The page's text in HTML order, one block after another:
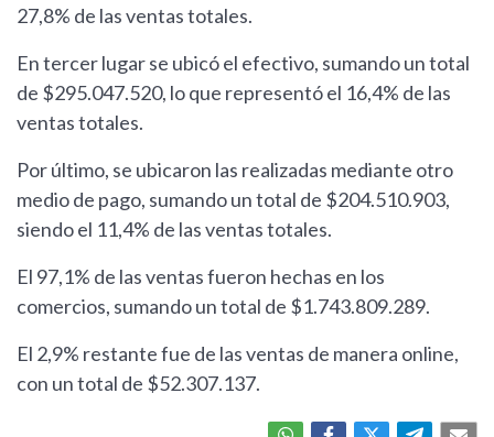
27,8% de las ventas totales.
En tercer lugar se ubicó el efectivo, sumando un total
de $295.047.520, lo que representó el 16,4% de las
ventas totales.
Por último, se ubicaron las realizadas mediante otro
medio de pago, sumando un total de $204.510.903,
siendo el 11,4% de las ventas totales.
El 97,1% de las ventas fueron hechas en los
comercios, sumando un total de $1.743.809.289.
El 2,9% restante fue de las ventas de manera online,
con un total de $52.307.137.